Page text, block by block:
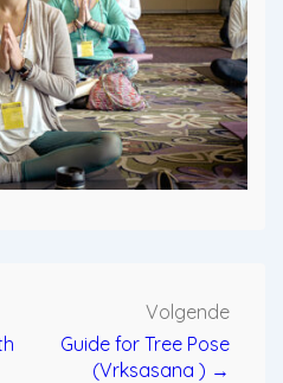
Volgende
Guide for Tree Pose
(Vrksasana ) →